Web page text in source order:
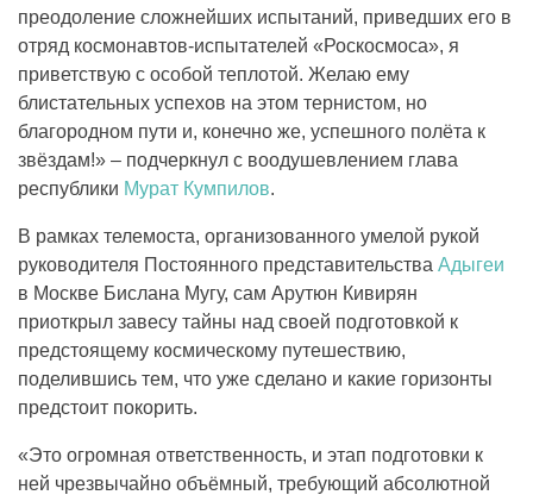
преодоление сложнейших испытаний, приведших его в
отряд космонавтов-испытателей «Роскосмоса», я
приветствую с особой теплотой. Желаю ему
блистательных успехов на этом тернистом, но
благородном пути и, конечно же, успешного полёта к
звёздам!» – подчеркнул с воодушевлением глава
республики Мурат Кумпилов.
В рамках телемоста, организованного умелой рукой
руководителя Постоянного представительства Адыгеи
в Москве Бислана Мугу, сам Арутюн Кивирян
приоткрыл завесу тайны над своей подготовкой к
предстоящему космическому путешествию,
поделившись тем, что уже сделано и какие горизонты
предстоит покорить.
«Это огромная ответственность, и этап подготовки к
ней чрезвычайно объёмный, требующий абсолютной